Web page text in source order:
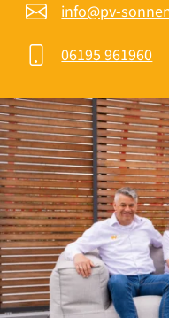
info@pv-
06195 961960